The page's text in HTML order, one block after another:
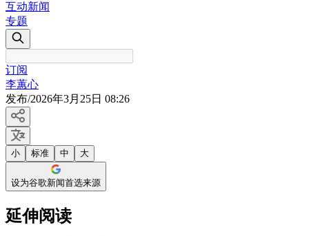
互动新闻
专题
订阅
李蕙心
发布/2026年3月25日 08:26
小 标准 中 大
设为谷歌新闻首选来源
延伸阅读